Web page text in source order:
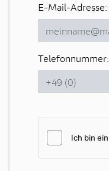
E-Mail-Adresse:
Telefonnummer: